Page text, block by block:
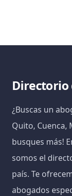
Directorio
¿Buscas un
Quito, Cuenca,
busques más!
somos el
país. Te
abogados